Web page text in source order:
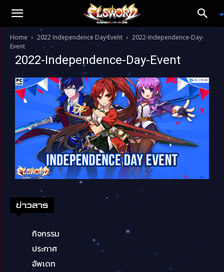
Home 2022 Independence Day Event
2022-Independence-Day-
Event
2022-Independence-Day-Event
ข่าวสาร
กิจกรรม
ประกาศ
อัพเดท